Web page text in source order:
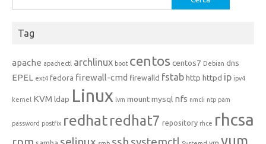
per:
Tag
apache apachectl archlinux boot centoscentos7 Debian dns
EPEL ext4 fedora firewall-cmd firewalld fstabhttp httpd ip ipv4
kernel KVM ldap Linux lvm mountmysql nfs nmcli ntp pam
password postfix redhatredhat7 repository rhce rhcsa
yum